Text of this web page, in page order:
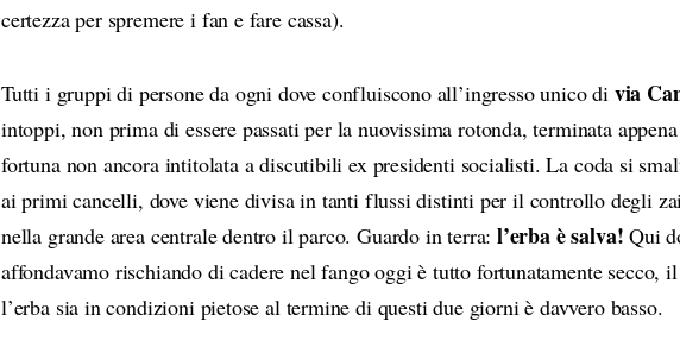
certezza per spremere i fan e fare cassa).
Tutti i gruppi di persone da ogni dove confluiscono all’ingresso unico di via
intoppi, non prima di essere passati per la nuovissima rotonda, terminata
fortuna non ancora intitolata a discutibili ex presidenti socialisti. La coda si
ai primi cancelli, dove viene divisa in tanti flussi distinti per il controllo degli
nella grande area centrale dentro il parco. Guardo in terra:l’erba è salva! Qui
affondavamo rischiando di cadere nel fango oggi è tutto fortunatamente secco,
l’erba sia in condizioni pietose al termine di questi due giorni è davvero basso.